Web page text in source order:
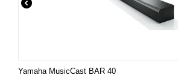
Yamaha MusicCast BAR 40